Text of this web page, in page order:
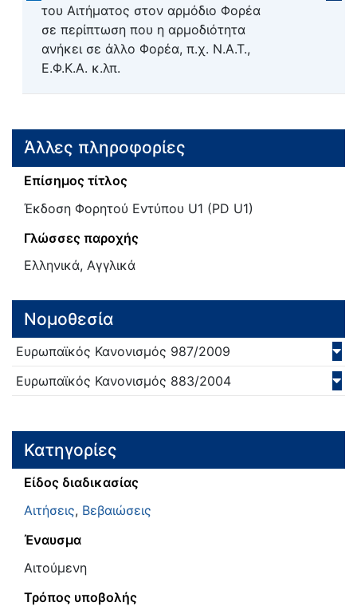
του Αιτήματος στον αρμόδιο Φορέα
σε περίπτωση που η αρμοδιότητα
ανήκει σε άλλο Φορέα, π.χ. Ν.Α.Τ.,
Ε.Φ.Κ.Α. κ.λπ.
Άλλες πληροφορίες
Επίσημος τίτλος
Έκδοση Φορητού Εντύπου U1 (PD U1)
Γλώσσες παροχής
Ελληνικά, Αγγλικά
Νομοθεσία
Ευρωπαϊκός Κανονισμός 987/2009
Ευρωπαϊκός Κανονισμός 883/2004
Κατηγορίες
Είδος διαδικασίας
Αιτήσεις, Βεβαιώσεις
Έναυσμα
Αιτούμενη
Τρόπος υποβολής